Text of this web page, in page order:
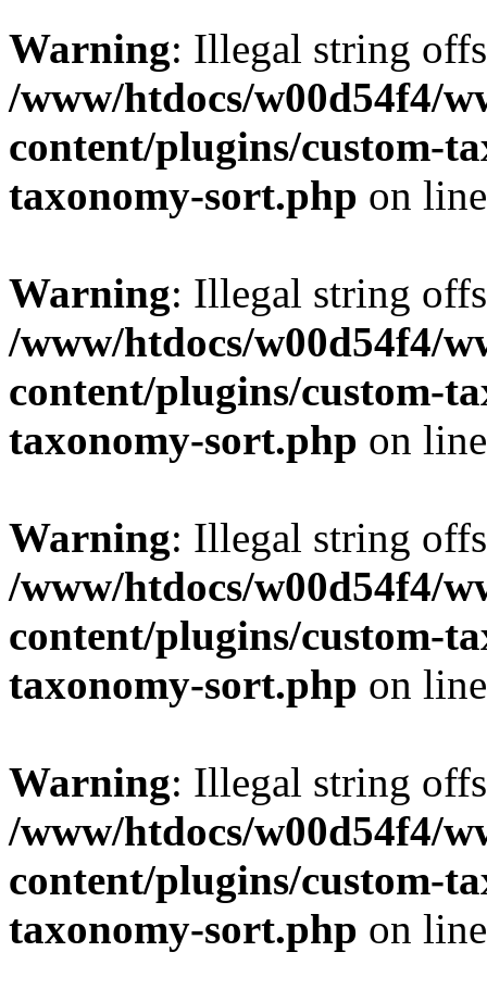
Warning: Illegal string
/www/htdocs/w00d54f4/
content/plugins/custom-
taxonomy-sort.php on
Warning: Illegal string
/www/htdocs/w00d54f4/
content/plugins/custom-
taxonomy-sort.php on
Warning: Illegal string
/www/htdocs/w00d54f4/
content/plugins/custom-
taxonomy-sort.php on
Warning: Illegal string
/www/htdocs/w00d54f4/
content/plugins/custom-
taxonomy-sort.php on